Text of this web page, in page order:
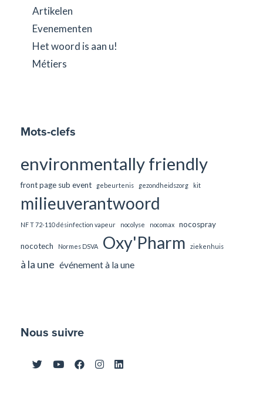
Artikelen
Evenementen
Het woord is aan u!
Métiers
Mots-clefs
environmentally friendly
front page sub event gebeurtenis gezondheidszorg kit
milieuverantwoord
NF T 72-110 désinfection vapeur nocolyse nocomax nocospray
nocotech Normes DSVA Oxy'Pharm ziekenhuis
à la une événement à la une
Nous suivre